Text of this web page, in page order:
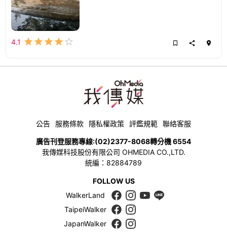
4.1
公告 服務條款 隱私權政策 評鑑規範 聯絡客服
廣告刊登服務專線:(02)2377-8068轉分機 6554
我傳媒科技股份有限公司 OHMEDIA CO.,LTD.
統編：82884789
FOLLOW US
WalkerLand
TaipeiWalker
JapanWalker